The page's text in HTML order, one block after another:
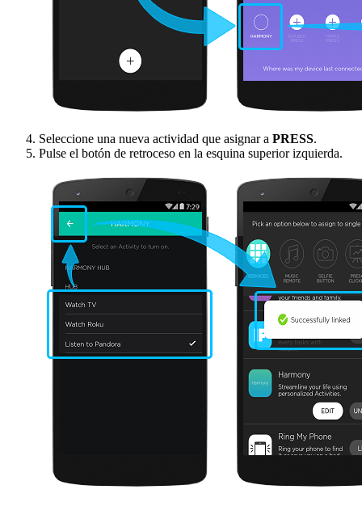
Seleccione una nueva actividad que asignar a PRESS.
Pulse el botón de retroceso en la esquina superior izquierda.